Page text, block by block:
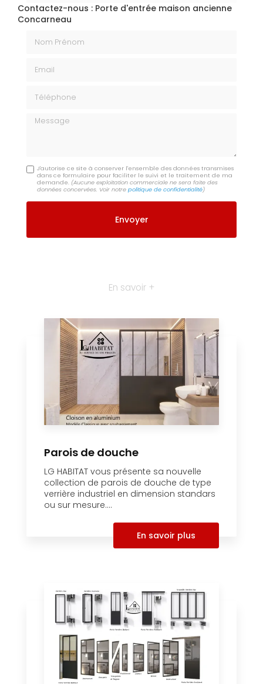
Contactez-nous : Porte d'entrée maison ancienne
Concarneau
Message
J'autorise ce site à conserver l'ensemble des données transmises
dans ce formulaire pour faciliter le suivi et le traitement de ma
demande. (Aucune exploitation commerciale ne sera faite des
données concervées. Voir notrepolitique de confidentialité)
En savoir +
Parois de douche
LG HABITAT vous présente sa nouvelle
collection de parois de douche de type
verrière industriel en dimension standars
ou sur mesure....
En savoir plus